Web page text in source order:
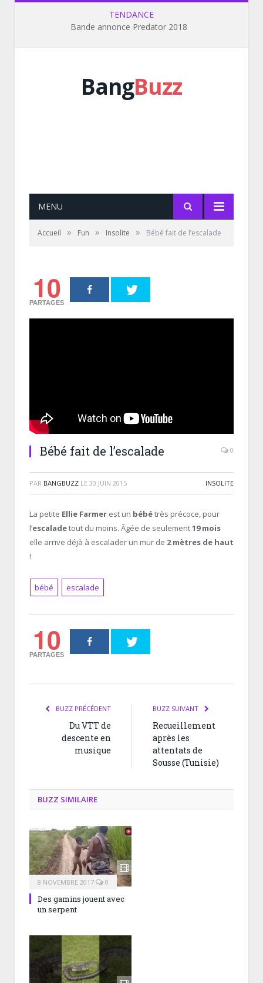
TENDANCE
Bande annonce Predator 2018
BangBuzz
MENU
Accueil » Fun » Insolite » Bébé fait de l’escalade
10
PARTAGES
Bébé fait de l’escalade 0
PAR BANGBUZZ LE 30 JUIN 2015 INSOLITE
La petite Ellie Farmer est un bébétrès précoce, pour
l’escaladetout du moins. Âgée de seulement19 mois
elle arrive déjà à escalader un mur de 2 mètres de haut
!
bébé escalade
10
PARTAGES
BUZZ PRÉCÉDENT
Du VTT de
descente en
musique
BUZZ SUIVANT
Recueillement
après les
attentats de
Sousse (Tunisie)
BUZZ SIMILAIRE
8 NOVEMBRE 2017 0
Des gamins jouent avec
un serpent